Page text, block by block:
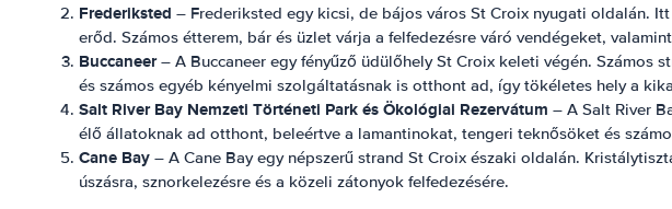
Frederiksted – Frederiksted egy kicsi, de bájos város St Croix nyugati oldalán.
erőd. Számos étterem, bár és üzlet várja a felfedezésre váró vendégeket,
Buccaneer– A Buccaneer egy fényűző üdülőhely St Croix keleti végén. Számos
és számos egyéb kényelmi szolgáltatásnak is otthont ad, így tökéletes hely a
Salt River Bay Nemzeti Történeti Park és Ökológiai Rezervátum – A Salt River
élő állatoknak ad otthont, beleértve a lamantinokat, tengeri teknősöket és
Cane Bay – A Cane Bay egy népszerű strand St Croix északi oldalán.
úszásra, sznorkelezésre és a közeli zátonyok felfedezésére.